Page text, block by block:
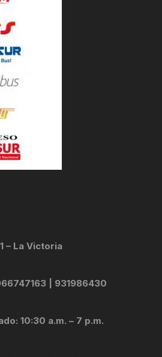
– La Victoria
| 931986430
10:30 a.m. – 7 p.m.